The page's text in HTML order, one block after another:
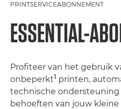
PRINTSERVICEABONNEMENT
ESSENTIAL-
Profiteer van het gebruik
onbeperkt1 printen,
technische ondersteuning
behoeften van jouw